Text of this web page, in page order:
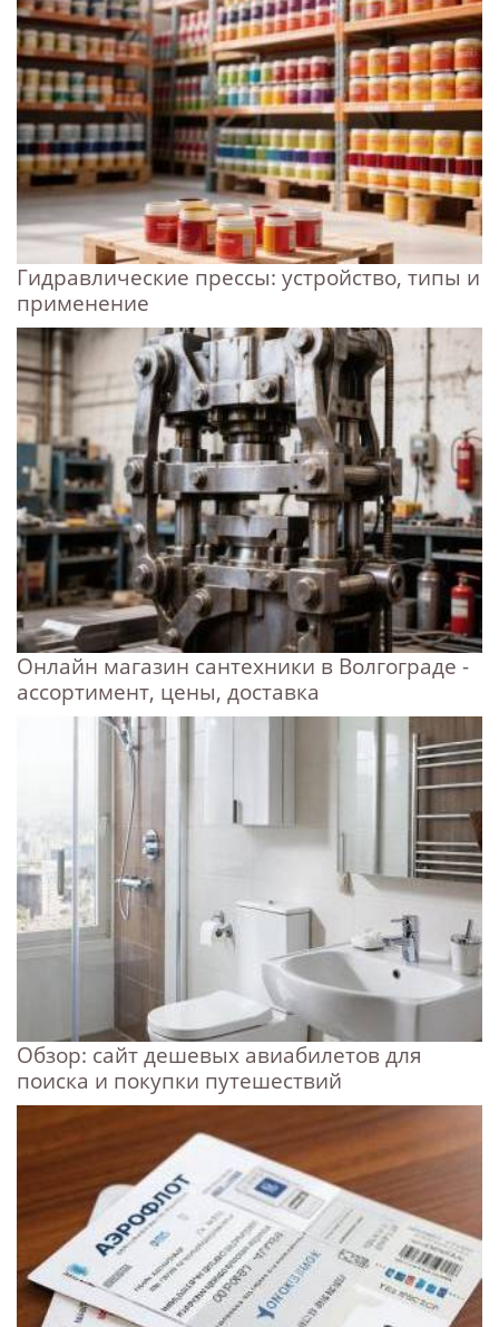
Гидравлические прессы: устройство, типы и
применение
Онлайн магазин сантехники в Волгограде -
ассортимент, цены, доставка
Обзор: сайт дешевых авиабилетов для
поиска и покупки путешествий